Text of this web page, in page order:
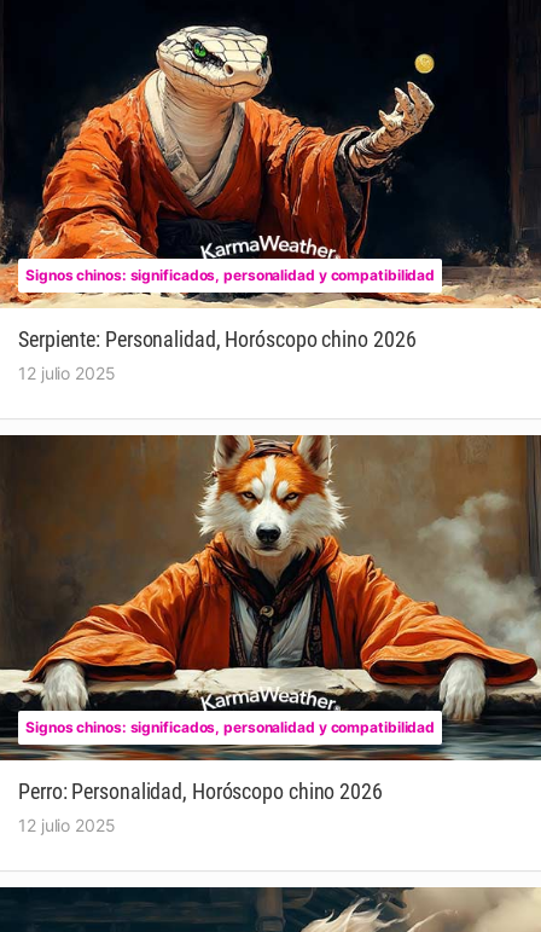
Signos chinos: significados, personalidad y compatibilidad
Serpiente: Personalidad, Horóscopo chino 2026
12 julio 2025
Signos chinos: significados, personalidad y compatibilidad
Perro: Personalidad, Horóscopo chino 2026
12 julio 2025